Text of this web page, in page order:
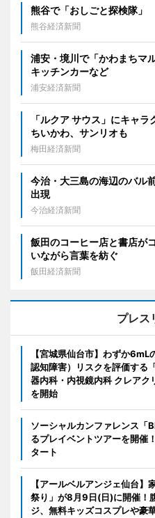
熊谷で「おしごと探検隊
熊谷経済新聞
浦安・境川で「かわまちマ
キッチンカーなど
浦安経済新聞
「ルクア サウス」にキャ
ちいかわ、サンリオも
梅田経済新聞
今治・大三島の海辺のバ
出現
今治経済新聞
飯田のコーヒー店と書店
いながら言葉を紡ぐ
飯田経済新聞
プレス
【宮城県仙台市】わずか
認知障害）リスクを評価する
器内科・内視鏡内科 クレア
を開始
ソーシャルカンファレンス「
るプレイベントツアーを開催
タート
【アールベルアンジェ仙台
祭り」が8月9日(日)に開催！
ジ、無料キッズコスプレや豪